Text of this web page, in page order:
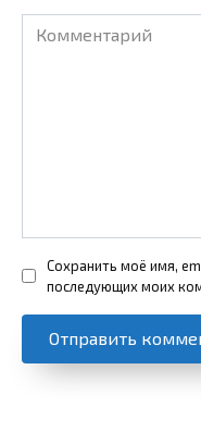
Комментарий
Сохранить моё имя,
последующих моих